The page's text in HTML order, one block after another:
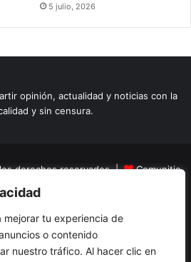
mejorar tu experiencia de
o contenido
nuestro tráfico. Al hacer clic en
5 julio, 2026
opinión, actualidad y noticias con la
y sin censura.
derechos reservados |
Comunitic
BICNit 901228106
Opinion Turismo
Caricaturas Reportajes